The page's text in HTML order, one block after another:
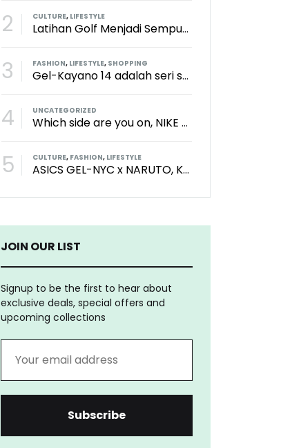
2 CULTURE, LIFESTYLE
Latihan Golf Menjadi Sempurna Dengan Kith x TaylorMade x Perfect Practice Putting Mat
3 FASHION, LIFESTYLE, SHOPPING
Gel-Kayano 14 adalah seri sepatu paling keren dari brand Asics?
4 UNCATEGORIZED
Which side are you on, NIKE DUNK or ADIDAS SAMBA?
5 CULTURE, FASHION, LIFESTYLE
ASICS GEL-NYC x NARUTO, Kolaborasi Yang Bikin Wibu Seneng!
JOIN OUR LIST
Signup to be the first to hear about
exclusive deals, special offers and
upcoming collections